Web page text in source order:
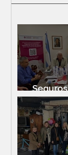
Seguros ¡Más
para